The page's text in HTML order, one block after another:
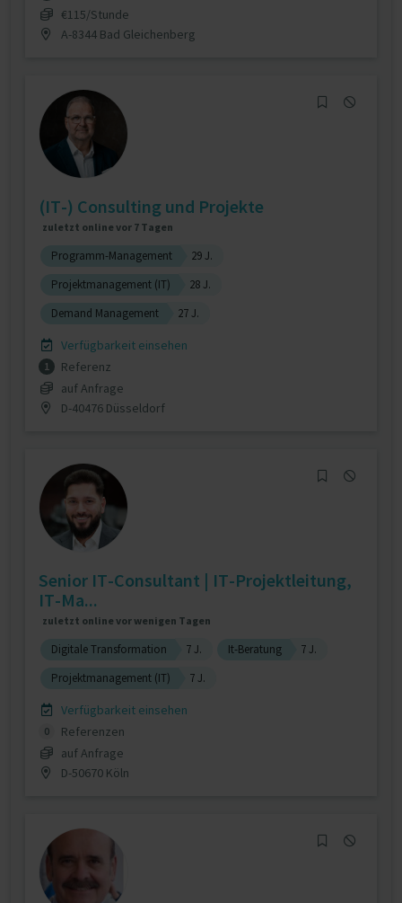
€115/Stunde
A-8344 Bad Gleichenberg
(IT-) Consulting und Projekte
zuletzt online vor 7 Tagen
Programm-Management
29 J.
Projektmanagement (IT)
28 J.
Demand Management
27 J.
Verfügbarkeit einsehen
1
Referenz
auf Anfrage
D-40476 Düsseldorf
Senior IT-Consultant | IT-Projektleitung,
IT-Ma...
zuletzt online vor wenigen Tagen
Digitale Transformation 7 J. It-Beratung
7 J.
Projektmanagement (IT)
7 J.
Verfügbarkeit einsehen
0
Referenzen
auf Anfrage
D-50670 Köln